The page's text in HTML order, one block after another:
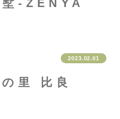
-ZENYA
2023.02.01
里 比良